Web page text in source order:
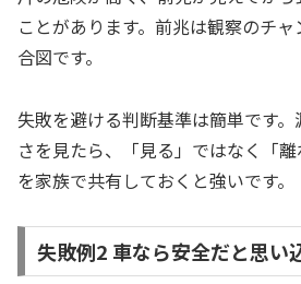
ことがあります。前兆は観察のチ
合図です。
失敗を避ける判断基準は簡単です
さを見たら、「見る」ではなく「
を家族で共有しておくと強いです。
失敗例2 車なら安全だと思い